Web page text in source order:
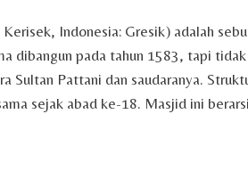
Indonesia: Gresik) adalah
dibangun pada tahun 1583, tapi
Sultan Pattani dan saudaranya.
sejak abad ke-18. Masjid ini